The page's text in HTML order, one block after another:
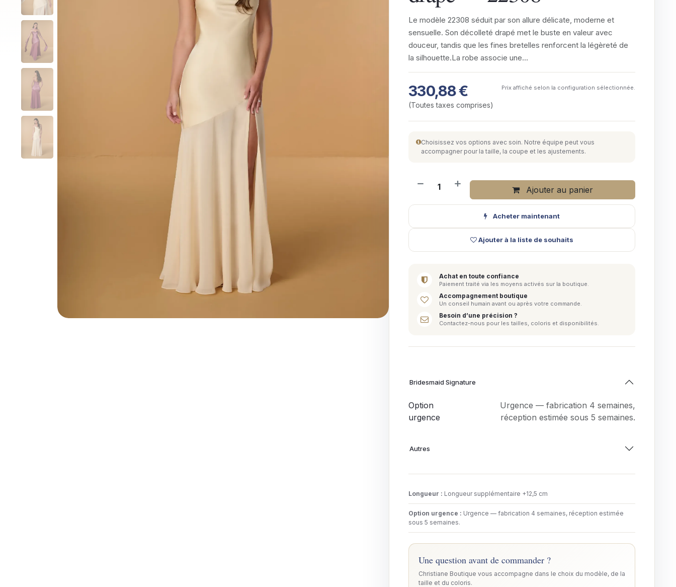
Le modèle 22308 séduit par son allure délicate, moderne et
sensuelle. Son décolleté drapé met le buste en valeur avec
douceur, tandis que les fines bretelles renforcent la légèreté de
la silhouette.La robe associe une…
330,88€
(Toutes taxes comprises)
Prix affiché selon la configuration sélectionnée.
Choisissez vos options avec soin. Notre équipe peut vous
accompagner pour la taille, la coupe et les ajustements.
Ajouter au panier
Acheter maintenant
Ajouter à la liste de souhaits
Achat en toute confiance
Paiement traité via les moyens activés sur la boutique.
Accompagnement boutique
Un conseil humain avant ou après votre commande.
Besoin d’une précision ?
Contactez-nous pour les tailles, coloris et disponibilités.
Bridesmaid Signature
Option
urgence
Urgence — fabrication 4 semaines,
réception estimée sous 5 semaines.
Autres
Longueur : Longueur supplémentaire +12,5 cm
Option urgence : Urgence — fabrication 4 semaines, réception estimée
sous 5 semaines.
Une question avant de commander ?
Christiane Boutique vous accompagne dans le choix du modèle, de la
taille et du coloris.